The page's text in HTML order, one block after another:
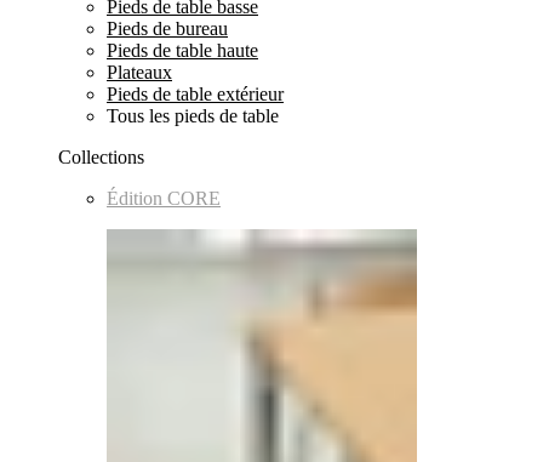
Pieds de table basse
Pieds de bureau
Pieds de table haute
Plateaux
Pieds de table extérieur
Tous les pieds de table
Collections
Édition CORE